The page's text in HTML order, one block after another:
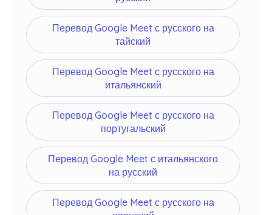
Перевод Google Meet с русского на
тайский
Перевод Google Meet с русского на
итальянский
Перевод Google Meet с русского на
португальский
Перевод Google Meet с итальянского
на русский
Перевод Google Meet с русского на